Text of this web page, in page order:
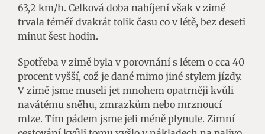
63,2 km/h. Celková doba nabíjení však v zimě
trvala téměř dvakrát tolik času co v létě, bez deseti
minut šest hodin.
Spotřeba v zimě byla v porovnání s létem o cca 40
procent vyšší, což je dané mimo jiné stylem jízdy.
V zimě jsme museli jet mnohem opatrněji kvůli
navátému sněhu, zmrazkům nebo mrznoucí
mlze. Tím pádem jsme jeli méně plynule. Zimní